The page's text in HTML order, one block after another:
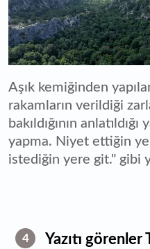
Aşık kemiğinden
rakamların verildiği
bakıldığının
yapma. Niyet ettiğin
istediğin yere git." gibi
4
Yazıtı görenler